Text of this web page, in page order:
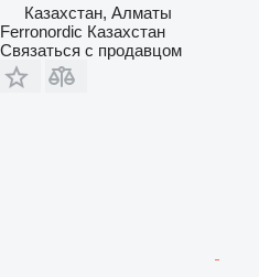
Казахстан, Алматы
Ferronordic Казахстан
Связаться с продавцом